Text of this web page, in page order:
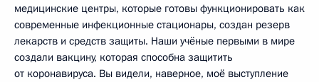
медицинские центры, которые готовы функционировать как
современные инфекционные стационары, создан резерв
лекарств и средств защиты. Наши учёные первыми в мире
создали вакцину, которая способна защитить
от коронавируса. Вы видели, наверное, моё выступление